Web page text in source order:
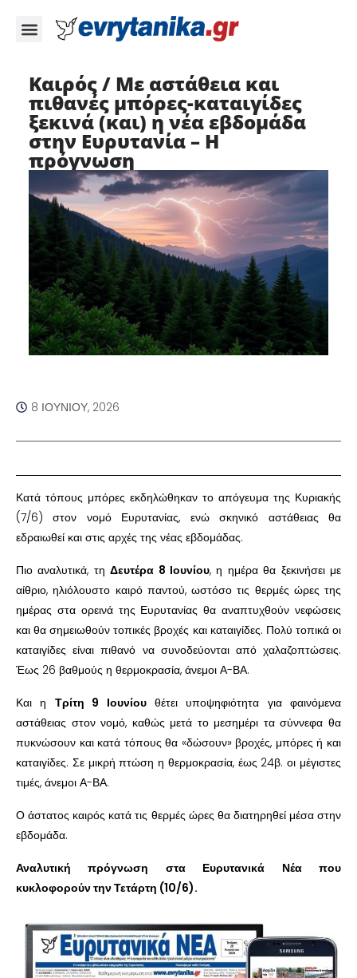
Καιρός / Με αστάθεια και
πιθανές μπόρες-καταιγίδες
ξεκινά (και) η νέα εβδομάδα
στην Ευρυτανία – Η
πρόγνωση
8 ΙΟΥΝΊΟΥ, 2026
Κατά τόπους μπόρες εκδηλώθηκαν το απόγευμα της Κυριακής
(7/6) στον νομό Ευρυτανίας, ενώ σκηνικό αστάθειας θα
εδραιωθεί και στις αρχές της νέας εβδομάδας.
Πιο αναλυτικά, τηΔευτέρα 8 Ιουνίου, η ημέρα θα ξεκινήσει με
αίθριο, ηλιόλουστο καιρό παντού, ωστόσο τις θερμές ώρες της
ημέρας στα ορεινά της Ευρυτανίας θα αναπτυχθούν νεφώσεις
και θα σημειωθούν τοπικές βροχές και καταιγίδες. Πολύ τοπικά οι
καταιγίδες είναι πιθανό να συνοδεύονται από χαλαζοπτώσεις.
Έως 26 βαθμούς η θερμοκρασία, άνεμοι Α-ΒΑ.
Και η Τρίτη 9 Ιουνίουθέτει υποψηφιότητα για φαινόμενα
αστάθειας στον νομό, καθώς μετά το μεσημέρι τα σύννεφα θα
πυκνώσουν και κατά τόπους θα «δώσουν» βροχές, μπόρες ή και
καταιγίδες. Σε μικρή πτώση η θερμοκρασία, έως 24β. οι μέγιστες
τιμές, άνεμοι Α-ΒΑ.
Ο άστατος καιρός κατά τις θερμές ώρες θα διατηρηθεί μέσα στην
εβδομάδα.
Αναλυτική πρόγνωση στα Ευρυτανικά Νέα που
κυκλοφορούν την Τετάρτη (10/6).